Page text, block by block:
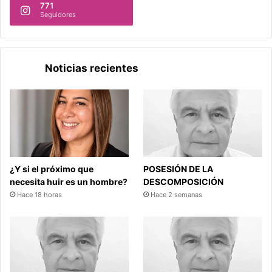
771
Seguidores
Noticias recientes
¿Y si el próximo que
necesita huir es un hombre?
Hace 18 horas
POSESIÓN DE LA
DESCOMPOSICIÓN
Hace 2 semanas